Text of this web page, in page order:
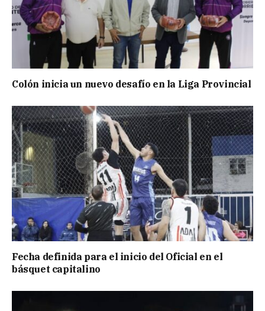
Colón inicia un nuevo desafío en la Liga Provincial
Fecha definida para el inicio del Oficial en el
básquet capitalino